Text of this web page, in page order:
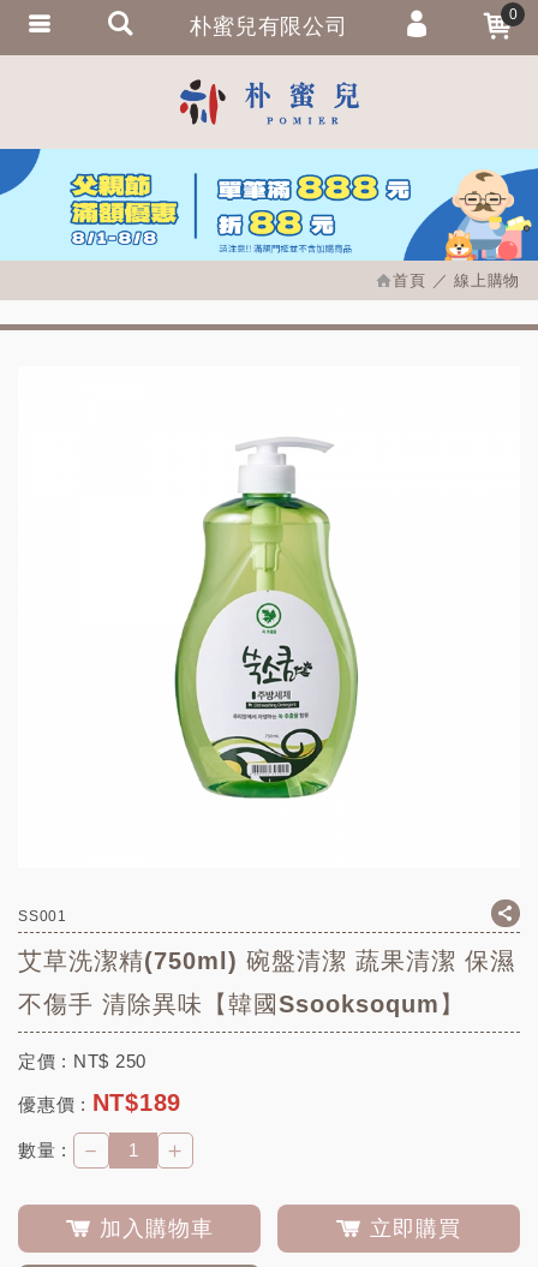
首頁 線上購物
SS001
艾草洗潔精(750ml) 碗盤清潔 蔬果清潔 保濕
不傷手 清除異味【韓國Ssooksoqum】
定價 : NT$ 250
優惠價 : NT$189
數量 : － ＋
加入購物車 立即購買
朴蜜兒有限公司 0
會員登入
會員註冊
忘記密碼
訂單查詢
匯款通知
繁體中文